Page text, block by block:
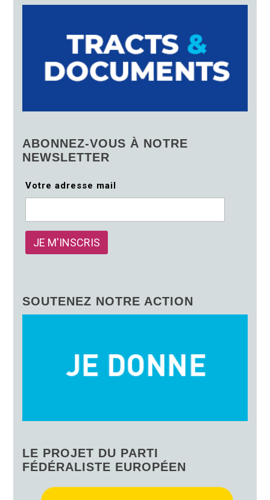
ABONNEZ-VOUS À NOTRE
NEWSLETTER
Votre adresse mail
SOUTENEZ NOTRE ACTION
LE PROJET DU PARTI
FÉDÉRALISTE EUROPÉEN